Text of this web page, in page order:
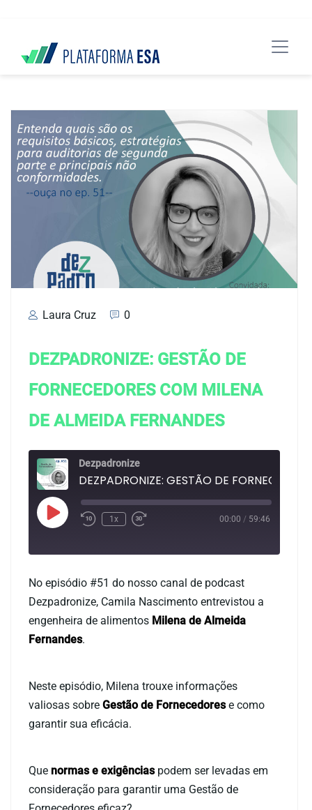
Laura Cruz 0
DEZPADRONIZE: GESTÃO DE
FORNECEDORES COM MILENA
DE ALMEIDA FERNANDES
Dezpadronize
1x 00:00 / 59:46
No episódio #51 do nosso canal de podcast
Dezpadronize, Camila Nascimento entrevistou a
engenheira de alimentos Milena de Almeida
Fernandes.
Neste episódio, Milena trouxe informações
valiosas sobre Gestão de Fornecedorese como
garantir sua eficácia.
Que normas e exigências podem ser levadas em
consideração para garantir uma Gestão de